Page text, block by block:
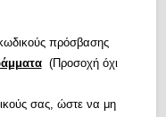
πρόσβασης
(Προσοχή όχι
σας, ώστε να μη